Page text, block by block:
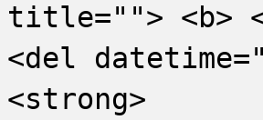
title=""> <b>
<del
<strong>